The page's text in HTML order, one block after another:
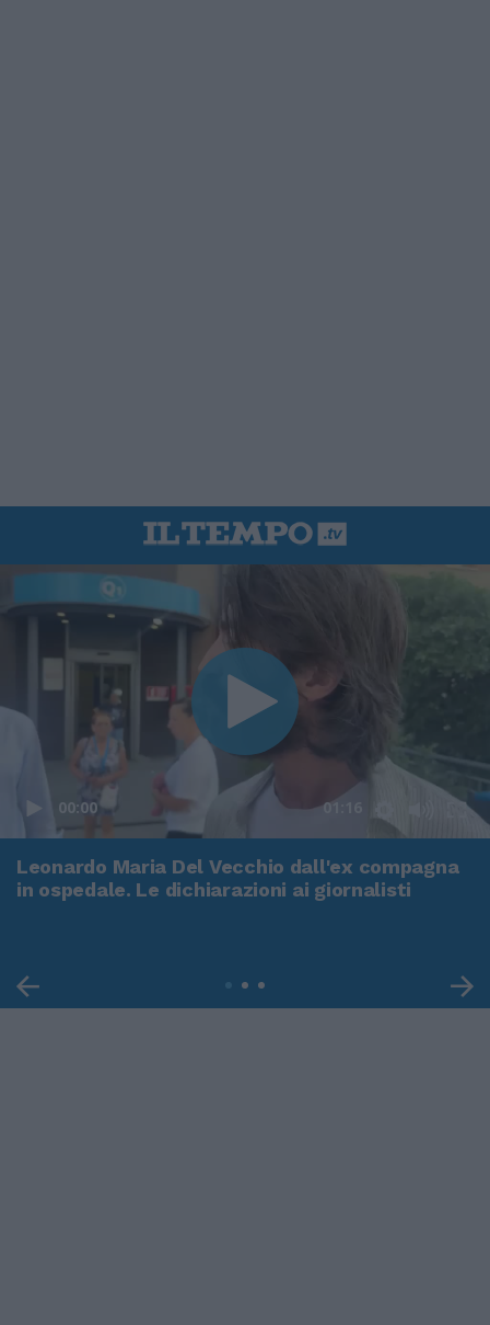
00:00 01:16
Leonardo Maria Del Vecchio dall'ex compagna
in ospedale. Le dichiarazioni ai giornalisti